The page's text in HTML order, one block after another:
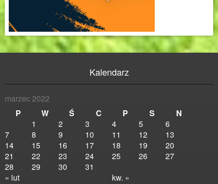
Kalendarz
marzec 2022
P
W Ś C P S N
« lut kw. »
1 2 3 4 5
6
7
8 9 10 11 12
13
14
15 16 17 18 19
20
21
22 23 24 25 26
27
28
29 30 31